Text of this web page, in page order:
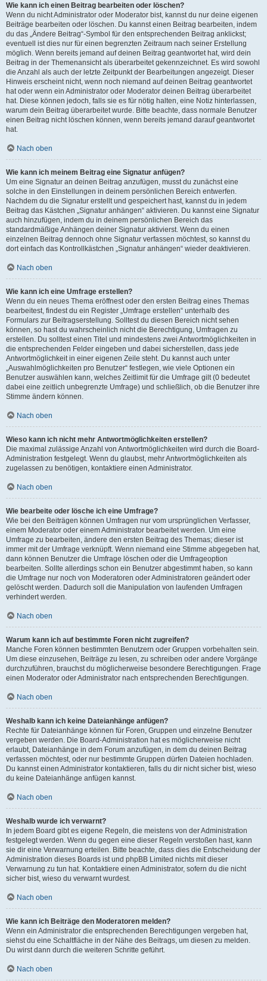
Wie kann ich einen Beitrag bearbeiten oder löschen?
Wenn du nicht Administrator oder Moderator bist, kannst du nur deine eigenen
Beiträge bearbeiten oder löschen. Du kannst einen Beitrag bearbeiten, indem
du das „Ändere Beitrag“-Symbol für den entsprechenden Beitrag anklickst;
eventuell ist dies nur für einen begrenzten Zeitraum nach seiner Erstellung
möglich. Wenn bereits jemand auf deinen Beitrag geantwortet hat, wird dein
Beitrag in der Themenansicht als überarbeitet gekennzeichnet. Es wird sowohl
die Anzahl als auch der letzte Zeitpunkt der Bearbeitungen angezeigt. Dieser
Hinweis erscheint nicht, wenn noch niemand auf deinen Beitrag geantwortet
hat oder wenn ein Administrator oder Moderator deinen Beitrag überarbeitet
hat. Diese können jedoch, falls sie es für nötig halten, eine Notiz hinterlassen,
warum dein Beitrag überarbeitet wurde. Bitte beachte, dass normale Benutzer
einen Beitrag nicht löschen können, wenn bereits jemand darauf geantwortet
hat.
Nach oben
Wie kann ich meinem Beitrag eine Signatur anfügen?
Um eine Signatur an deinen Beitrag anzufügen, musst du zunächst eine
solche in den Einstellungen in deinem persönlichen Bereich entwerfen.
Nachdem du die Signatur erstellt und gespeichert hast, kannst du in jedem
Beitrag das Kästchen „Signatur anhängen“ aktivieren. Du kannst eine Signatur
auch hinzufügen, indem du in deinem persönlichen Bereich das
standardmäßige Anhängen deiner Signatur aktivierst. Wenn du einen
einzelnen Beitrag dennoch ohne Signatur verfassen möchtest, so kannst du
dort einfach das Kontrollkästchen „Signatur anhängen“ wieder deaktivieren.
Nach oben
Wie kann ich eine Umfrage erstellen?
Wenn du ein neues Thema eröffnest oder den ersten Beitrag eines Themas
bearbeitest, findest du ein Register „Umfrage erstellen“ unterhalb des
Formulars zur Beitragserstellung. Solltest du diesen Bereich nicht sehen
können, so hast du wahrscheinlich nicht die Berechtigung, Umfragen zu
erstellen. Du solltest einen Titel und mindestens zwei Antwortmöglichkeiten in
die entsprechenden Felder eingeben und dabei sicherstellen, dass jede
Antwortmöglichkeit in einer eigenen Zeile steht. Du kannst auch unter
„Auswahlmöglichkeiten pro Benutzer“ festlegen, wie viele Optionen ein
Benutzer auswählen kann, welches Zeitlimit für die Umfrage gilt (0 bedeutet
dabei eine zeitlich unbegrenzte Umfrage) und schließlich, ob die Benutzer ihre
Stimme ändern können.
Nach oben
Wieso kann ich nicht mehr Antwortmöglichkeiten erstellen?
Die maximal zulässige Anzahl von Antwortmöglichkeiten wird durch die Board-
Administration festgelegt. Wenn du glaubst, mehr Antwortmöglichkeiten als
zugelassen zu benötigen, kontaktiere einen Administrator.
Nach oben
Wie bearbeite oder lösche ich eine Umfrage?
Wie bei den Beiträgen können Umfragen nur vom ursprünglichen Verfasser,
einem Moderator oder einem Administrator bearbeitet werden. Um eine
Umfrage zu bearbeiten, ändere den ersten Beitrag des Themas; dieser ist
immer mit der Umfrage verknüpft. Wenn niemand eine Stimme abgegeben hat,
dann können Benutzer die Umfrage löschen oder die Umfrageoption
bearbeiten. Sollte allerdings schon ein Benutzer abgestimmt haben, so kann
die Umfrage nur noch von Moderatoren oder Administratoren geändert oder
gelöscht werden. Dadurch soll die Manipulation von laufenden Umfragen
verhindert werden.
Nach oben
Warum kann ich auf bestimmte Foren nicht zugreifen?
Manche Foren können bestimmten Benutzern oder Gruppen vorbehalten sein.
Um diese einzusehen, Beiträge zu lesen, zu schreiben oder andere Vorgänge
durchzuführen, brauchst du möglicherweise besondere Berechtigungen. Frage
einen Moderator oder Administrator nach entsprechenden Berechtigungen.
Nach oben
Weshalb kann ich keine Dateianhänge anfügen?
Rechte für Dateianhänge können für Foren, Gruppen und einzelne Benutzer
vergeben werden. Die Board-Administration hat es möglicherweise nicht
erlaubt, Dateianhänge in dem Forum anzufügen, in dem du deinen Beitrag
verfassen möchtest, oder nur bestimmte Gruppen dürfen Dateien hochladen.
Du kannst einen Administrator kontaktieren, falls du dir nicht sicher bist, wieso
du keine Dateianhänge anfügen kannst.
Nach oben
Weshalb wurde ich verwarnt?
In jedem Board gibt es eigene Regeln, die meistens von der Administration
festgelegt werden. Wenn du gegen eine dieser Regeln verstoßen hast, kann
sie dir eine Verwarnung erteilen. Bitte beachte, dass dies die Entscheidung der
Administration dieses Boards ist und phpBB Limited nichts mit dieser
Verwarnung zu tun hat. Kontaktiere einen Administrator, sofern du die nicht
sicher bist, wieso du verwarnt wurdest.
Nach oben
Wie kann ich Beiträge den Moderatoren melden?
Wenn ein Administrator die entsprechenden Berechtigungen vergeben hat,
siehst du eine Schaltfläche in der Nähe des Beitrags, um diesen zu melden.
Du wirst dann durch die weiteren Schritte geführt.
Nach oben